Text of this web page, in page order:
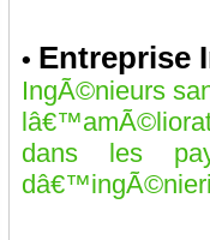
• Entreprise
IngÃ©nieurs
dans les